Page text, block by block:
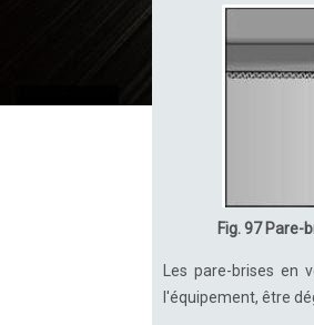
Fig. 97
Les pare-brises en
l'équipement, être